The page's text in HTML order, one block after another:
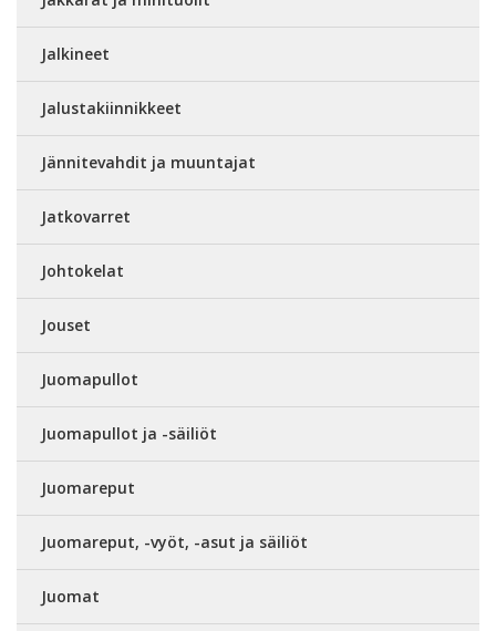
Jalkineet
Jalustakiinnikkeet
Jännitevahdit ja muuntajat
Jatkovarret
Johtokelat
Jouset
Juomapullot
Juomapullot ja -säiliöt
Juomareput
Juomareput, -vyöt, -asut ja säiliöt
Juomat